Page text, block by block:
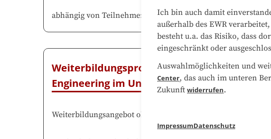
abhängig von Teilnehmendenzahl
Weiterbildungsprogramm Künstliche
Engineering im Unternehmenseinsatz
Weiterbildungsangebot ohne Prüfung
Ich bin auch damit
außerhalb des EWR
besteht u.a. das Risiko, dass
eingeschränkt oder
Auswahlmöglichkeiten und
Center, das auch im unteren
Zukunft widerrufen.
ImpressumDatenschutz